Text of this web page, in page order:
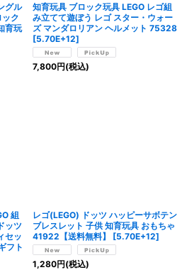
グル
ク
育玩
知育玩具 ブロック玩具 LEGO レゴ組
み立てて遊ぼう レゴ スター・ウォー
ズ マンダロリアン ヘルメット 75328
[5.70E+12]
7,800円(税込)
組
ッツ
セッ
フト
レゴ(LEGO) ドッツ ハッピーサボテン
ブレスレット 子供 知育玩具 おもちゃ
41922【送料無料】
[5.70E+12]
1,280円(税込)